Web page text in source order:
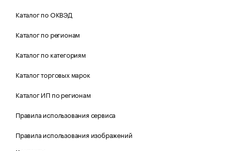
Каталог по ОКВЭД
Каталог по регионам
Каталог по категориям
Каталог торговых марок
Каталог ИП по регионам
Правила использования сервиса
Правила использования изображений